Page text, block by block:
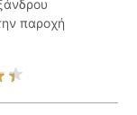
παροχή